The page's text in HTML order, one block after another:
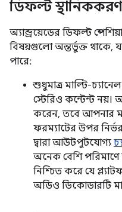
ডিফল্ট
অ্যান্ড্রয়েডের ডিফল্ট
বিষয়গুলো অন্তর্ভুক্ত থাকে,
পারে:
শুধুমাত্র মাল্টি-
স্টেরিও কন্টেন্ট নয়।
করেন, তবে আপনার
ফরম্যাটের উপর
দ্বারা আউটপুটযোগ্য
অনেক বেশি
নিশ্চিত করে যে
অডিও ডিকোডারটি